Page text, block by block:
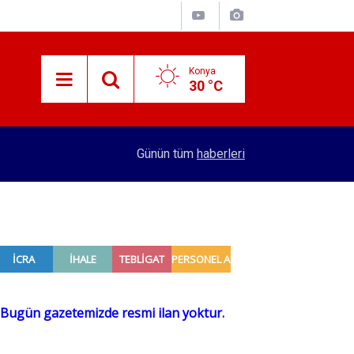
Konya
30 °C
Konya'da bu konuma 144 kişi kapasiteli
Günün tüm haberleri